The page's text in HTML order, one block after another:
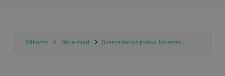
Sākums Brīvie svari Svarcelšanas jostas, korsetes